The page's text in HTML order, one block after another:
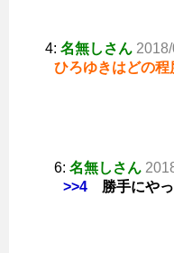
4: 名無しさん
ひろゆきはどの程
6: 名無しさん
>>4 勝手にや